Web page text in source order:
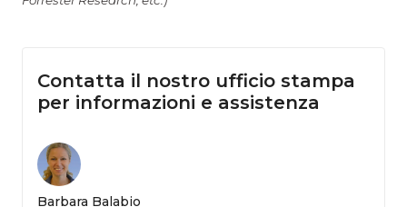
Contatta il nostro ufficio stampa
per informazioni e assistenza
Barbara Balabio